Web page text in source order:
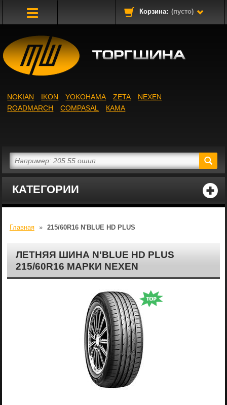
Корзина: (пусто)
КАТЕГОРИИ
NOKIAN IKON YOKOHAMA ZETA
NEXEN
ROADMARCH
COMPASAL КАМА
Главная » 215/60R16 N'BLUE HD PLUS
ЛЕТНЯЯ ШИНА N'BLUE HD PLUS
215/60R16 МАРКИ NEXEN